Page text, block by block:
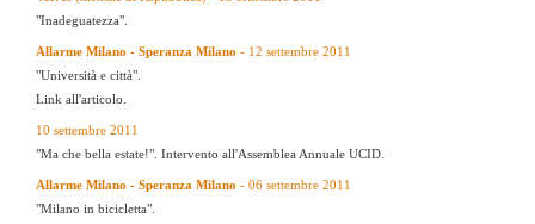
"Inadeguatezza".
Allarme Milano - Speranza Milano - 12 settembre 2011
"Università e città".
Link all'articolo.
10 settembre 2011
"Ma che bella estate!". Intervento all'Assemblea Annuale UCID.
Allarme Milano - Speranza Milano - 06 settembre 2011
"Milano in bicicletta".